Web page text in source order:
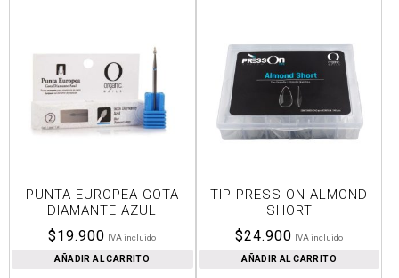
PUNTA EUROPEA GOTA
DIAMANTE AZUL
$19.900 IVA incluido
AÑADIR AL CARRITO
TIP PRESS ON ALMOND
SHORT
$24.900 IVA incluido
AÑADIR AL CARRITO